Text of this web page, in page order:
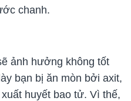
chanh.
ảnh hưởng không tốt
bạn bị ăn mòn bởi axit,
huyết bao tử. Vì thế,